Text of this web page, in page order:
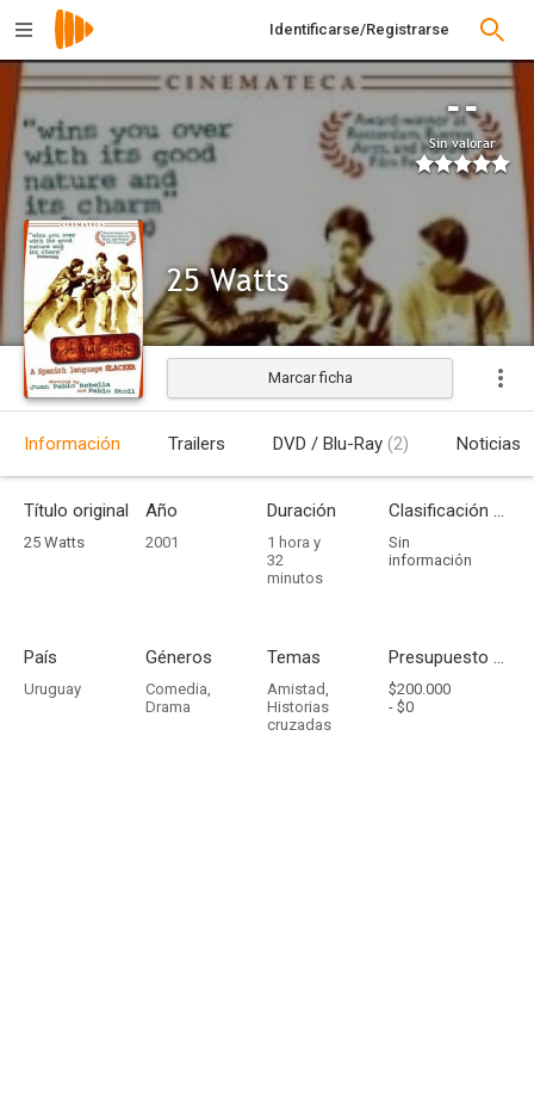
Identificarse/Registrarse
--
Sin valorar
25 Watts
Estrenada
Marcar ficha
Información Trailers DVD / Blu-Ray (2) Noticias
Título original
25 Watts
Año
2001
Duración
1 hora y
32
minutos
Clasificación por edades
Sin
información
País
Uruguay
Géneros
Comedia,
Drama
Temas
Amistad,
Historias
cruzadas
Presupuesto - Ingresos
$200.000
- $0